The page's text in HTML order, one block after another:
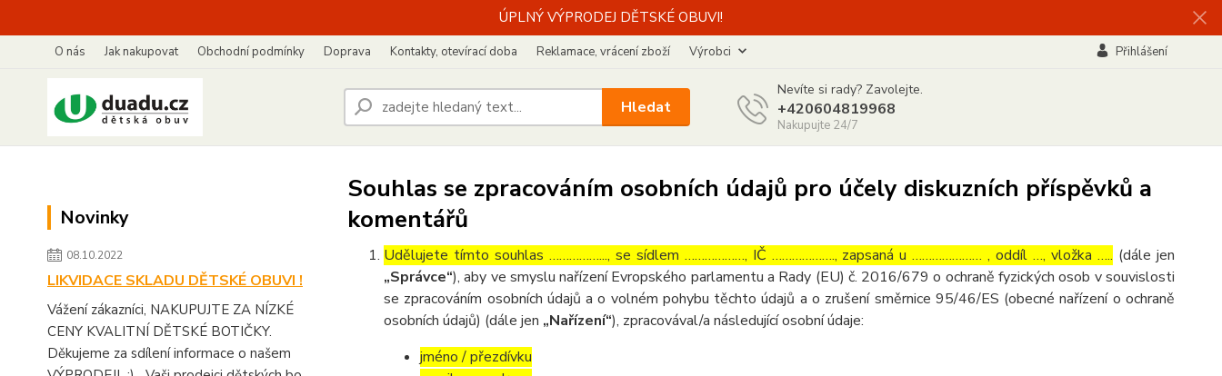
ÚPLNÝ VÝPRODEJ DĚTSKÉ OBUVI!
O nás Jak nakupovat Obchodní podmínky Doprava Kontakty, otevírací doba Reklamace, vrácení zboží Výrobci Přihlášení
Hledat
Nevíte si rady? Zavolejte.
+420604819968
Nakupujte 24/7
Novinky
08.10.2022
LIKVIDACE SKLADU DĚTSKÉ OBUVI !
Vážení zákazníci, NAKUPUJTE ZA NÍZKÉ
CENY KVALITNÍ DĚTSKÉ BOTIČKY.
Děkujeme za sdílení informace o našem
Souhlas se zpracováním osobních údajů pro účely diskuzních příspěvků a
komentářů
Udělujete tímto souhlas ……………..., se sídlem ………………, IČ ………………., zapsaná u ………………… , oddíl …, vložka ….. (dále jen
„Správce“), aby ve smyslu nařízení Evropského parlamentu a Rady (EU) č. 2016/679 o ochraně fyzických osob v souvislosti
se zpracováním osobních údajů a o volném pohybu těchto údajů a o zrušení směrnice 95/46/ES (obecné nařízení o ochraně
osobních údajů) (dále jen „Nařízení“), zpracovával/a následující osobní údaje:
jméno / přezdívku